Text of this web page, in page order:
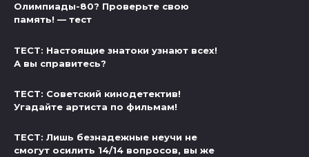
Олимпиады-80? Проверьте свою
память! — тест
ТЕСТ: Настоящие знатоки узнают всех!
А вы справитесь?
ТЕСТ: Советский кинодетектив!
Угадайте артиста по фильмам!
ТЕСТ: Лишь безнадежные неучи не
смогут осилить 14/14 вопросов, вы же